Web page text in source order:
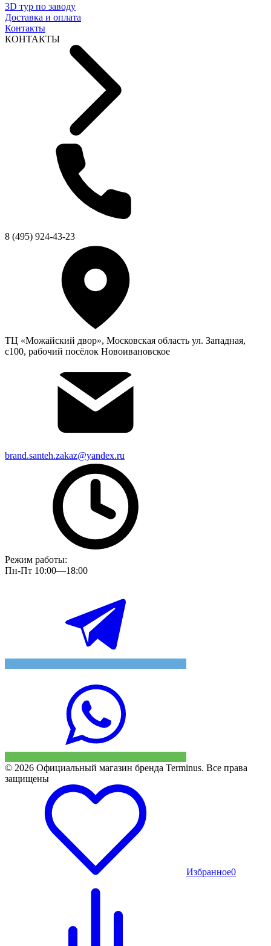
3D тур по заводу
Доставка и оплата
Контакты
КОНТАКТЫ
8 (495) 924-43-23
ТЦ «Можайский двор», Московская область ул. Западная,
с100, рабочий посёлок Новоивановское
brand.santeh.zakaz@yandex.ru
Режим работы:
Пн-Пт 10:00—18:00
© 2026 Официальный магазин бренда Terminus. Все права
защищены
Избранное0